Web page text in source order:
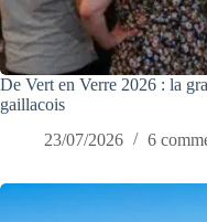
De Vert en Verre 2026 : la
gaillacois
23/07/2026
6